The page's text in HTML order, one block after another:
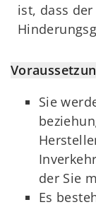
ist, dass
Sie
der Sie
Es